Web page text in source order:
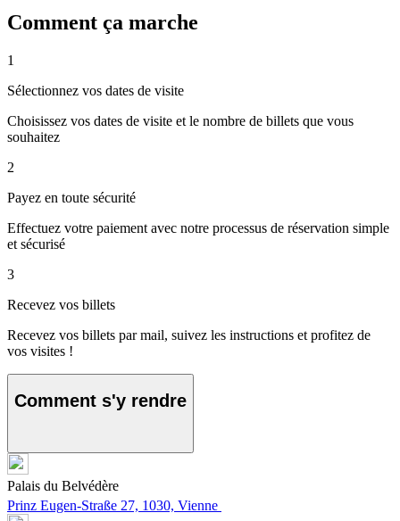
Comment ça marche
1
Sélectionnez vos dates de visite
Choisissez vos dates de visite et le nombre de billets que vous
souhaitez
2
Payez en toute sécurité
Effectuez votre paiement avec notre processus de réservation simple
et sécurisé
3
Recevez vos billets
Recevez vos billets par mail, suivez les instructions et profitez de
vos visites !
Comment s'y rendre
Palais du Belvédère
Prinz Eugen-Straße 27, 1030, Vienne